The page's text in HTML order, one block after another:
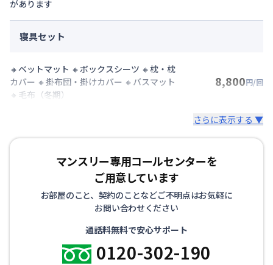
があります
寝具セット
🔸ベットマット 🔸ボックスシーツ 🔸枕・枕
カバー 🔸掛布団・掛けカバー 🔸バスマット
🔸毛布（冬期）
8,800円/回
さらに表示する ▼
マンスリー専用コールセンターを
ご用意しています
お部屋のこと、契約のことなどご不明点はお気軽に
お問い合わせください
通話料無料で安心サポート
0120-302-190